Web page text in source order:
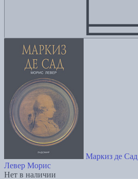
Маркиз де Сад
Левер Морис
Нет в наличии